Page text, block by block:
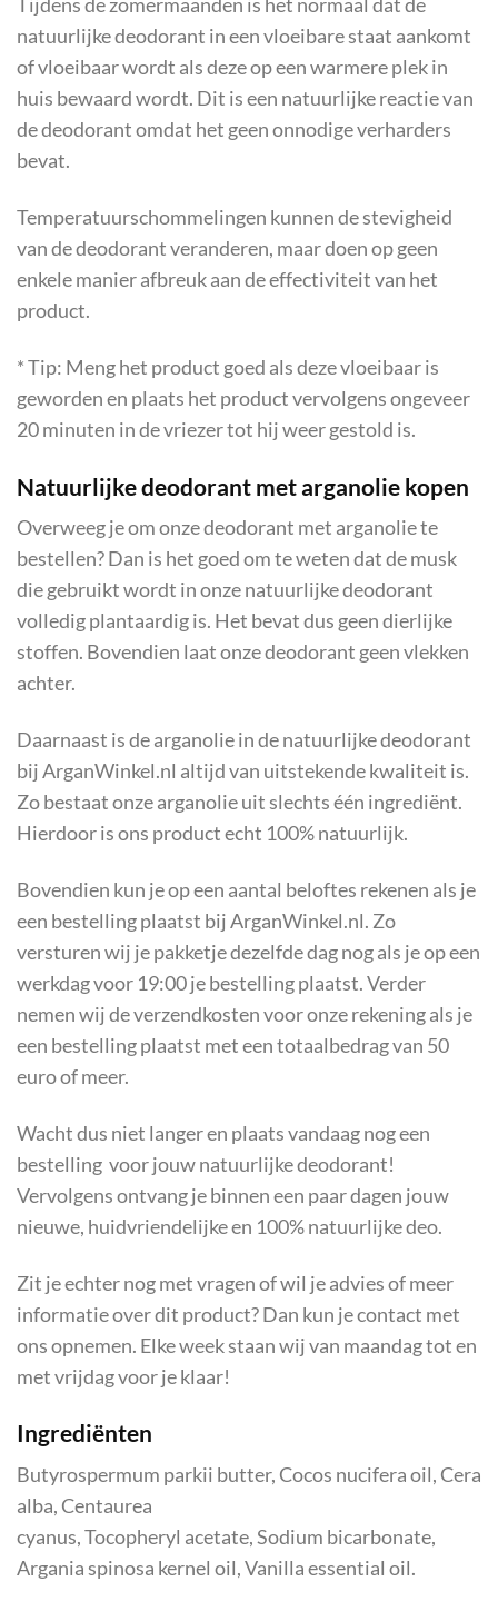
Tijdens de zomermaanden is het normaal dat de
natuurlijke deodorant in een vloeibare staat aankomt
of vloeibaar wordt als deze op een warmere plek in
huis bewaard wordt. Dit is een natuurlijke reactie van
de deodorant omdat het geen onnodige verharders
bevat.
Temperatuurschommelingen kunnen de stevigheid
van de deodorant veranderen, maar doen op geen
enkele manier afbreuk aan de effectiviteit van het
product.
* Tip: Meng het product goed als deze vloeibaar is
geworden en plaats het product vervolgens ongeveer
20 minuten in de vriezer tot hij weer gestold is.
Natuurlijke deodorant met arganolie kopen
Overweeg je om onze deodorant met arganolie te
bestellen? Dan is het goed om te weten dat de musk
die gebruikt wordt in onze natuurlijke deodorant
volledig plantaardig is. Het bevat dus geen dierlijke
stoffen. Bovendien laat onze deodorant geen vlekken
achter.
Daarnaast is de arganolie in de natuurlijke deodorant
bij ArganWinkel.nl altijd van uitstekende kwaliteit is.
Zo bestaat onze arganolie uit slechts één ingrediënt.
Hierdoor is ons product echt 100% natuurlijk.
Bovendien kun je op een aantal beloftes rekenen als je
een bestelling plaatst bij ArganWinkel.nl. Zo
versturen wij je pakketje dezelfde dag nog als je op een
werkdag voor 19:00 je bestelling plaatst. Verder
nemen wij de verzendkosten voor onze rekening als je
een bestelling plaatst met een totaalbedrag van 50
euro of meer.
Wacht dus niet langer en plaats vandaag nog een
bestelling voor jouw natuurlijke deodorant!
Vervolgens ontvang je binnen een paar dagen jouw
nieuwe, huidvriendelijke en 100% natuurlijke deo.
Zit je echter nog met vragen of wil je advies of meer
informatie over dit product? Dan kun je contact met
ons opnemen. Elke week staan wij van maandag tot en
met vrijdag voor je klaar!
Ingrediënten
Butyrospermum parkii butter, Cocos nucifera oil, Cera
alba, Centaurea
cyanus, Tocopheryl acetate, Sodium bicarbonate,
Argania spinosa kernel oil, Vanilla essential oil.